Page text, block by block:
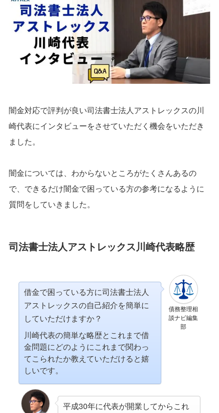
闇金対応で評判が良い司法書士法人アストレックスの川
崎代表にインタビューをさせていただく機会をいただき
ました。
闇金については、わからないところがたくさんあるの
で、できるだけ闇金で困っている方の参考になるように
質問をしていきました。
司法書士法人アストレックス川崎代表略歴
債務整理相
談ナビ編集
部
借金で困っている方に司法書士法人
アストレックスの自己紹介を簡単に
していただけますか？
川崎代表の簡単な略歴とこれまで借
金問題にどのようにこれまで関わっ
てこられたか教えていただけると嬉
しいです。
平成30年に代表が開業してからこれ